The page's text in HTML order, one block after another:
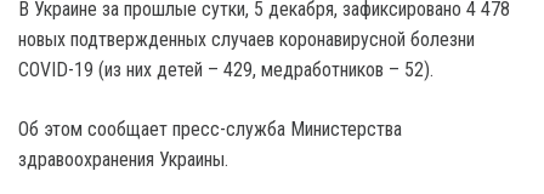
В Украине за прошлые сутки, 5 декабря, зафиксировано 4 478
новых подтвержденных случаев коронавирусной болезни
COVID-19 (из них детей – 429, медработников – 52).
Об этом сообщает пресс-служба Министерства
здравоохранения Украины.